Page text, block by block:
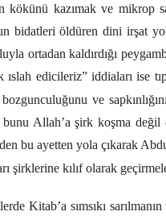
kökünü kazımak ve mikrop
bidatleri öldüren dini irşat
ortadan kaldırdığı
ıslah edicileriz” iddiaları ise
ve
bunu Allah’a şirk koşma
bu ayetten yola çıkarak
kılıf olarak
Kitab’a sımsıkı